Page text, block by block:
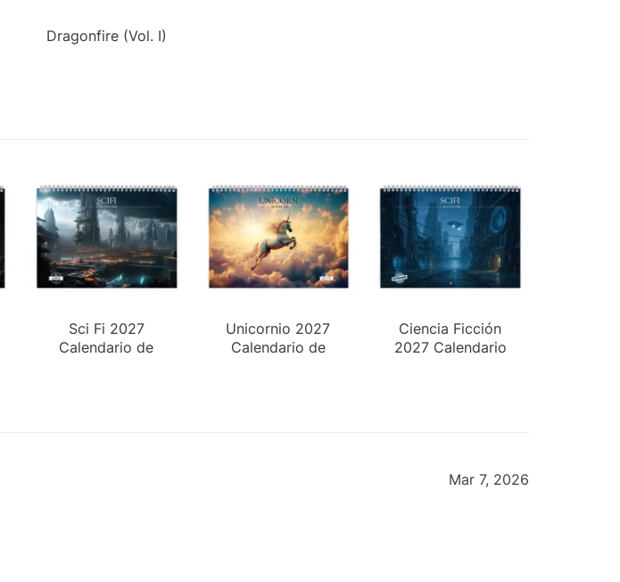
Dragonfire (Vol. I)
Sci Fi 2027
Calendario de
Unicornio 2027
Calendario de
Ciencia Ficción
2027 Calendario
Mar 7, 2026